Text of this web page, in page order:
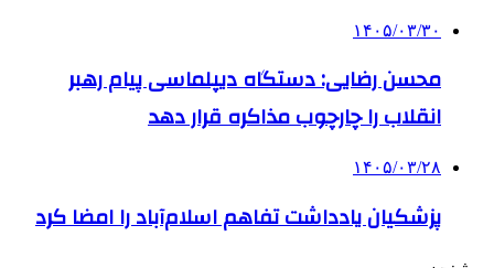
۱۴۰۵/۰۳/۳۰
محسن رضایی: دستگاه دیپلماسی پیام رهبر
انقلاب را چارچوب مذاکره قرار دهد
۱۴۰۵/۰۳/۲۸
پزشکیان یادداشت تفاهم اسلام‌آباد را امضا کرد